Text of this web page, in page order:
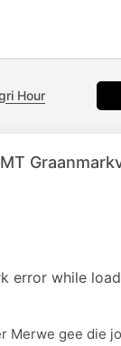
Hour
error while
Merwe gee die